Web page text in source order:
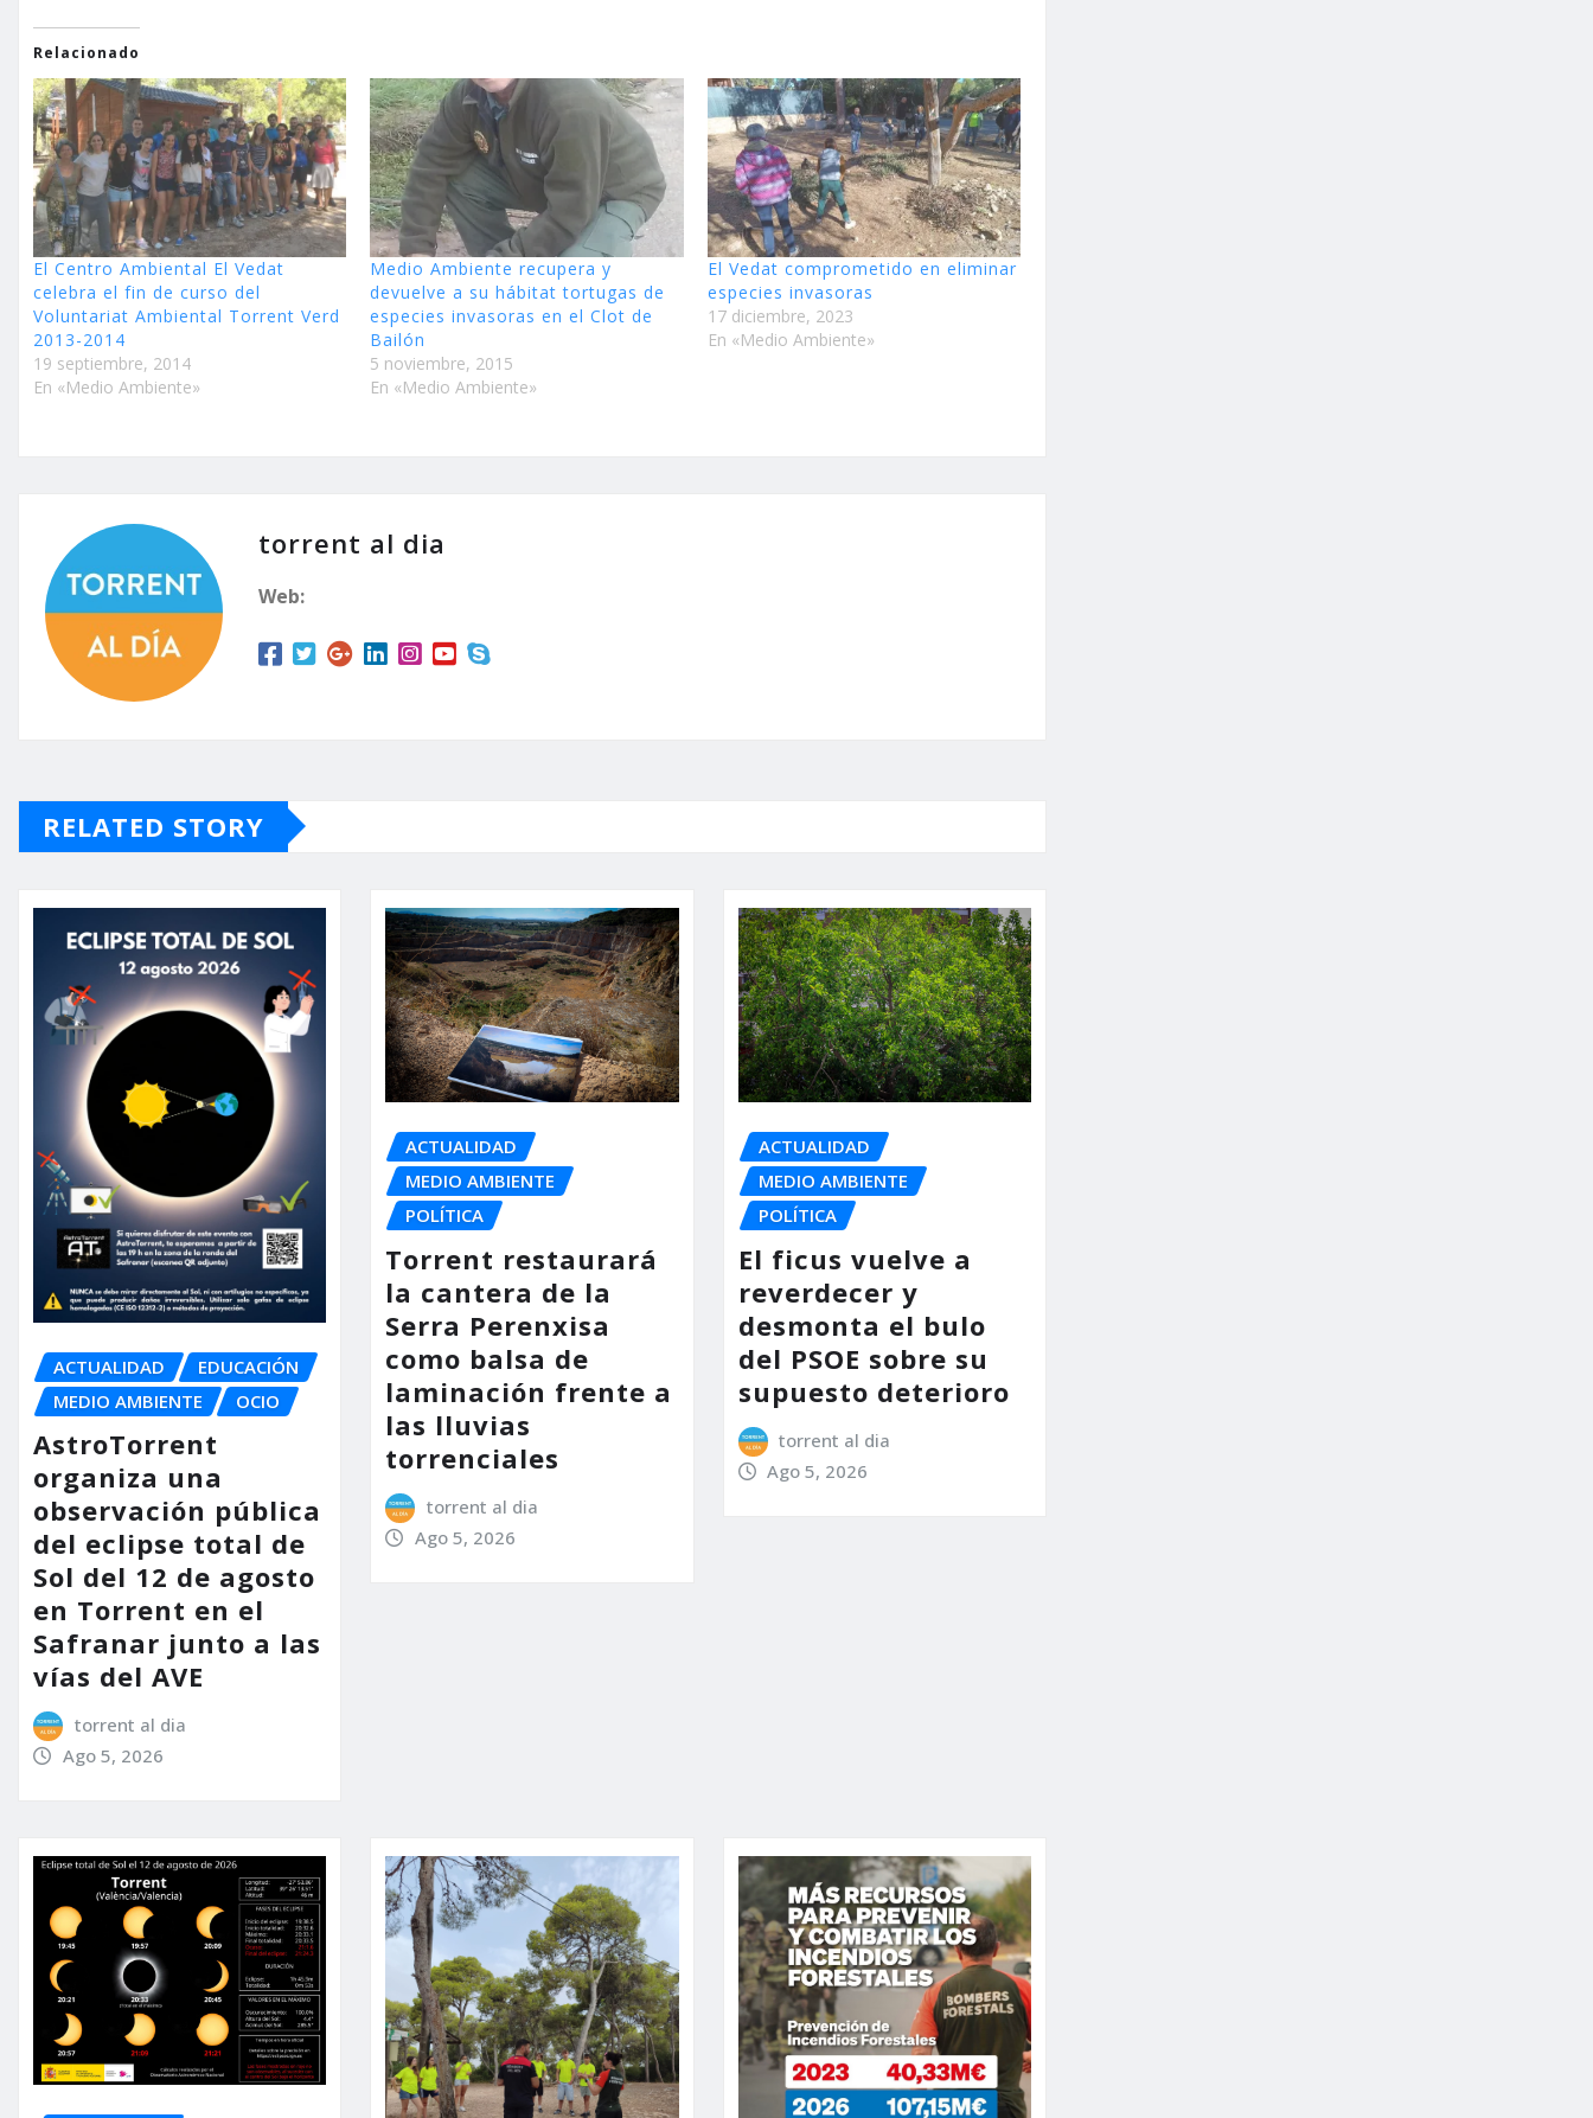
Relacionado
El Centro Ambiental El Vedat
celebra el fin de curso del
Voluntariat Ambiental Torrent Verd
2013-2014
19 septiembre, 2014
En «Medio Ambiente»
Medio Ambiente recupera y
devuelve a su hábitat tortugas de
especies invasoras en el Clot de
Bailón
5 noviembre, 2015
En «Medio Ambiente»
El Vedat comprometido en eliminar
especies invasoras
17 diciembre, 2023
En «Medio Ambiente»
torrent al dia
Web:
RELATED STORY
ACTUALIDAD
EDUCACIÓN
MEDIO AMBIENTE
OCIO
AstroTorrent
organiza una
observación pública
del eclipse total de
Sol del 12 de agosto
en Torrent en el
Safranar junto a las
vías del AVE
torrent al dia
Ago 5, 2026
ACTUALIDAD
MEDIO AMBIENTE
POLÍTICA
Torrent restaurará
la cantera de la
Serra Perenxisa
como balsa de
laminación frente a
las lluvias
torrenciales
torrent al dia
Ago 5, 2026
ACTUALIDAD
MEDIO AMBIENTE
POLÍTICA
El ficus vuelve a
reverdecer y
desmonta el bulo
del PSOE sobre su
supuesto deterioro
torrent al dia
Ago 5, 2026